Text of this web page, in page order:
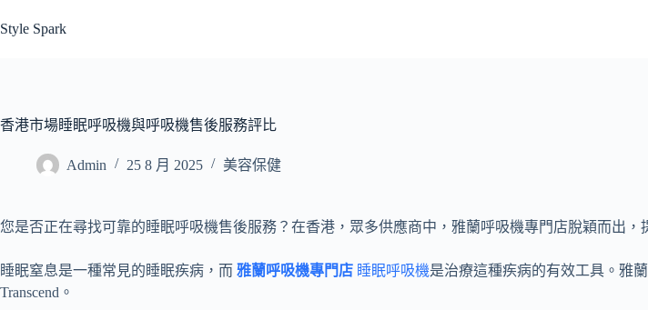
至
容
Style Spark
香港市場睡眠呼吸機與呼吸機售後服務評比
Admin 25 8 月 2025 美容保健
您是否正在尋找可靠的睡眠呼吸機售後服務？在香港，眾多供應商中，雅蘭呼吸機專門店脫穎而出，
睡眠窒息是一種常見的睡眠疾病，而 雅蘭呼吸機專門店 睡眠呼吸機是治療這種疾病的有效工具。雅
Transcend。